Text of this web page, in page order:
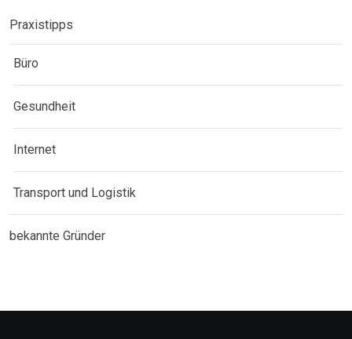
Praxistipps
Büro
Gesundheit
Internet
Transport und Logistik
bekannte Gründer